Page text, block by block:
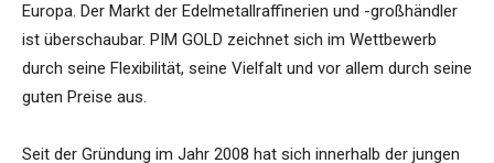
Europa. Der Markt der Edelmetallraffinerien und -großhändler
ist überschaubar. PIM GOLD zeichnet sich im Wettbewerb
durch seine Flexibilität, seine Vielfalt und vor allem durch seine
guten Preise aus.
Seit der Gründung im Jahr 2008 hat sich innerhalb der jungen